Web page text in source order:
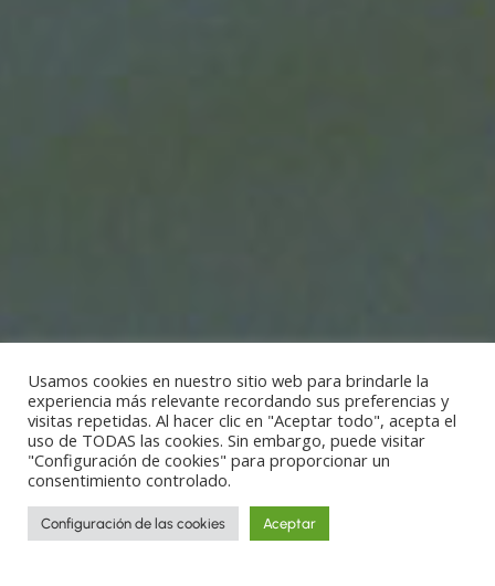
Usamos cookies en nuestro sitio web para brindarle la
experiencia más relevante recordando sus preferencias y
visitas repetidas. Al hacer clic en "Aceptar todo", acepta el
uso de TODAS las cookies. Sin embargo, puede visitar
"Configuración de cookies" para proporcionar un
consentimiento controlado.
Configuración de las cookies Aceptar